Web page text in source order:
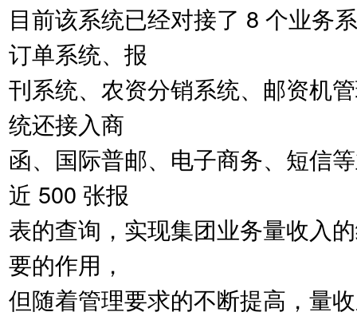
目前该系统已经对接了 8 个业务
订单系统、报
刊系统、农资分销系统、邮资机
统还接入商
函、国际普邮、电子商务、短信
近 500 张报
表的查询，实现集团业务量收入
要的作用，
但随着管理要求的不断提高，量